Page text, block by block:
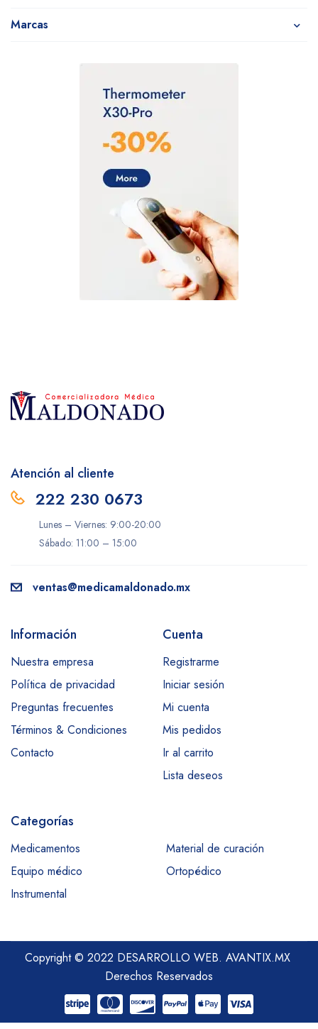
Marcas
Atención al cliente
222 230 0673
Lunes – Viernes: 9:00-20:00
Sábado: 11:00 – 15:00
ventas@medicamaldonado.mx
Información
Nuestra empresa
Política de privacidad
Preguntas frecuentes
Términos & Condiciones
Contacto
Cuenta
Registrarme
Iniciar sesión
Mi cuenta
Mis pedidos
Ir al carrito
Lista deseos
Categorías
Medicamentos
Material de curación
Equipo médico
Ortopédico
Instrumental
Copyright © 2022 DESARROLLO WEB. AVANTIX.MX
Derechos Reservados